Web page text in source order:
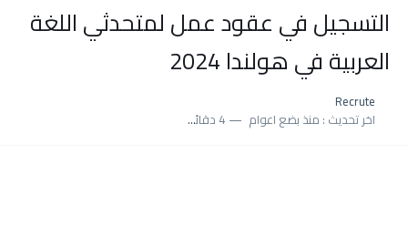
التسجيل في عقود عمل لمتحدثي اللغة
العربية في هولندا 2024
Recrute
اخر تحديث : منذ بضع اعوام 4 دقائق للقراءة